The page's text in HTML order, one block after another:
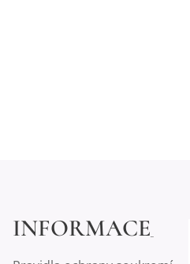
INFORMACE